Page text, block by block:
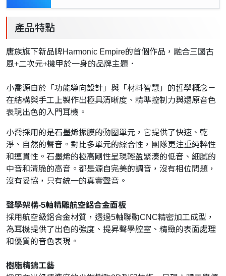
產品特點
唐族旗下新品牌Harmonic Empire的首個作品，融合三國古
風+二次元+機甲於一身的品牌主題．
小喬源自於「功能導向設計」與「材料智慧」的哲學概念－
在結構與手工上製作出極具清晰度、精準控制力與還原音色
表現出色的入門耳機。
小喬採用的是石墨烯振膜的動圈單元，它提供了快速、乾
淨、自然的聲音。對比多單元的綜合性，團隊更注重純粹性
和連貫性。石墨烯的極高剛性呈現輕盈緊湊的低音、細膩的
中音和清脆的高音。都是源自完美的調音，沒有相位問題，
沒有妥協，只有統一的真實聲音。
聲學架構-5軸精雕航空鋁合金面板
採用航空級鋁合金材質，透過5軸聯動CNC精密加工成型，
為耳機提供了出色的強度、提昇聲學腔室、精緻的表面處理
和優質的音色表現。
樹脂精鑄工藝